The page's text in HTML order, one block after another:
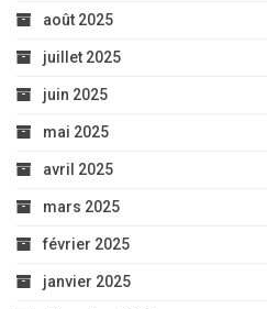
août 2025
juillet 2025
juin 2025
mai 2025
avril 2025
mars 2025
février 2025
janvier 2025